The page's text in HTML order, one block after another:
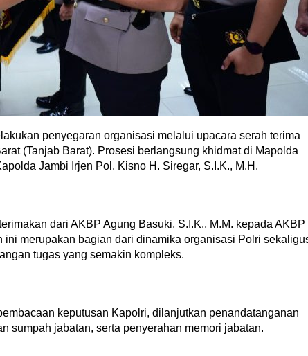
penyegaran organisasi melalui upacara serah terima
(Tanjab Barat). Prosesi berlangsung khidmat di Mapolda
Jambi Irjen Pol. Kisno H. Siregar, S.I.K., M.H.
dari AKBP Agung Basuki, S.I.K., M.M. kepada AKBP
ini merupakan bagian dari dinamika organisasi Polri
tugas yang semakin kompleks.
keputusan Kapolri, dilanjutkan penandatanganan
sumpah jabatan, serta penyerahan memori jabatan.